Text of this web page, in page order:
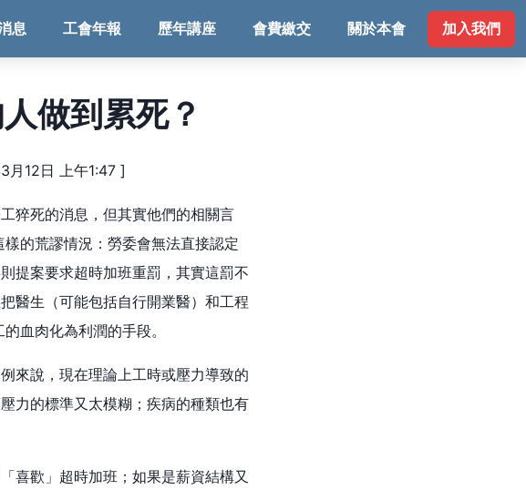
息 工會年報 歷年講座 會費繳交 關於本會 加入我們
做到累死？
月12日 上午1:47 ]
猝死的消息，但其實他們的相關言
的荒謬情況：勞委會無法直接認定
提案要求超時加班重罰，其實這罰不
醫生（可能包括自行開業醫）和工程
血肉化為利潤的手段。
來說，現在理論上工時或壓力導致的
力的標準又太模糊；疾病的種類也有
喜歡」超時加班；如果是薪資結構又